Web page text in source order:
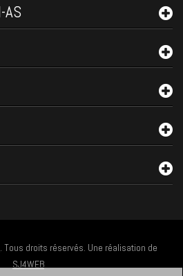
AS
. Tous droits réservés. Une réalisation de
SJ4WEB